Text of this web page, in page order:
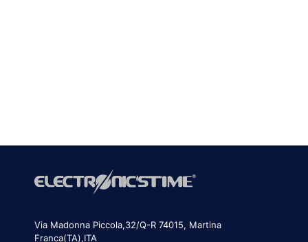
Via Madonna Piccola,32/Q-R 74015, Martina
Franca(TA),ITA